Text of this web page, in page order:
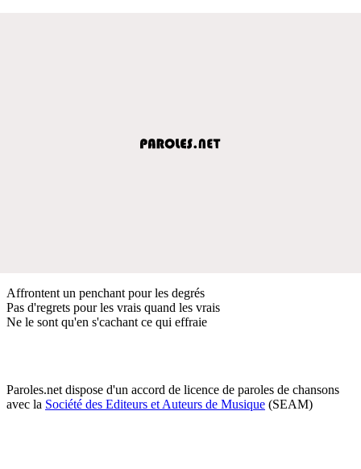
Affrontent un penchant pour les degrés
Pas d'regrets pour les vrais quand les vrais
Ne le sont qu'en s'cachant ce qui effraie
Paroles.net dispose d'un accord de licence de paroles de chansons
avec la Société des Editeurs et Auteurs de Musique (SEAM)